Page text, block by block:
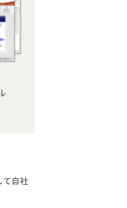
て自社